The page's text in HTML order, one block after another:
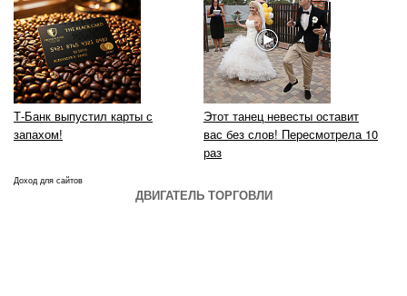
Т-Банк выпустил карты с
запахом!
Этот танец невесты оставит
вас без слов! Пересмотрела 10
раз
Доход для сайтов
ДВИГАТЕЛЬ ТОРГОВЛИ